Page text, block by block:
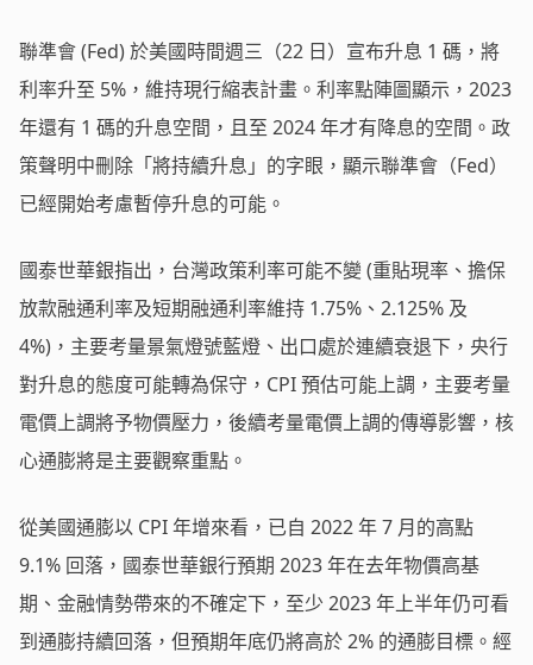
聯準會 (Fed) 於美國時間週三（22 日）宣布升息 1 碼，將
利率升至 5%，維持現行縮表計畫。利率點陣圖顯示，2023
年還有 1 碼的升息空間，且至 2024 年才有降息的空間。政
策聲明中刪除「將持續升息」的字眼，顯示聯準會（Fed）
已經開始考慮暫停升息的可能。
國泰世華銀指出，台灣政策利率可能不變 (重貼現率、擔保
放款融通利率及短期融通利率維持 1.75%、2.125% 及
4%)，主要考量景氣燈號藍燈、出口處於連續衰退下，央行
對升息的態度可能轉為保守，CPI 預估可能上調，主要考量
電價上調將予物價壓力，後續考量電價上調的傳導影響，核
心通膨將是主要觀察重點。
從美國通膨以 CPI 年增來看，已自 2022 年 7 月的高點
9.1% 回落，國泰世華銀行預期 2023 年在去年物價高基
期、金融情勢帶來的不確定下，至少 2023 年上半年仍可看
到通膨持續回落，但預期年底仍將高於 2% 的通膨目標。經